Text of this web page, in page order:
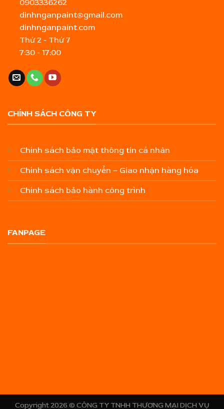
0903336262
dinhnganpaint@gmail.com
dinhnganpaint.com
Thứ 2 - Thứ 7
7:30 - 17:00
CHÍNH SÁCH CÔNG TY
Chính sách bảo mật thông tin cá nhân
Chính sách vận chuyển – Giao nhận hàng hóa
Chính sách bảo hành công trình
FANPAGE
Copyright 2026 © CÔNG TY TNHH THƯƠNG MẠI DỊCH VỤ